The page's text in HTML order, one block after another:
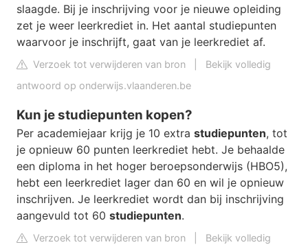
slaagde. Bij je inschrijving voor je nieuwe opleiding
zet je weer leerkrediet in. Het aantal studiepunten
waarvoor je inschrijft, gaat van je leerkrediet af.
Verzoek tot verwijderen van bron
Bekijk volledig
antwoord op onderwijs.vlaanderen.be
Kun je studiepunten kopen?
Per academiejaar krijg je 10 extra studiepunten, tot
je opnieuw 60 punten leerkrediet hebt. Je behaalde
een diploma in het hoger beroepsonderwijs (HBO5),
hebt een leerkrediet lager dan 60 en wil je opnieuw
inschrijven. Je leerkrediet wordt dan bij inschrijving
aangevuld tot 60 studiepunten.
Verzoek tot verwijderen van bron Bekijk volledig